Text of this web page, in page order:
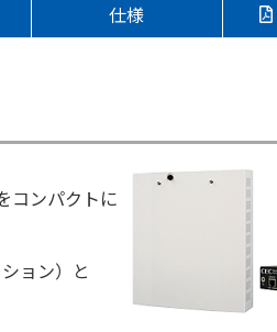
仕様
コンパクトに
ョン）と